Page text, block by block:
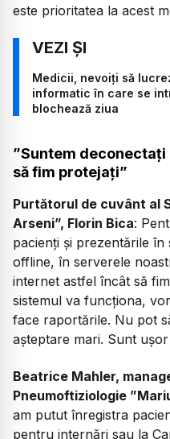
este prioritatea la acest
Medicii, nevoiți să
informatic în care se
blochează ziua
”Suntem
să fim protejați”
Purtătorul de cuvânt al
Arseni”, Florin Bica:
pacienți și prezentările în
offline, în serverele
internet astfel încât să
sistemul va funcționa,
face raportările. Nu pot
așteptare mari. Sunt
Beatrice Mahler,
Pneumoftiziologie
am putut înregistra
pentru internări sau la